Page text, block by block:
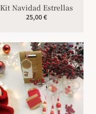
Kit Navidad Estrellas
25,00€